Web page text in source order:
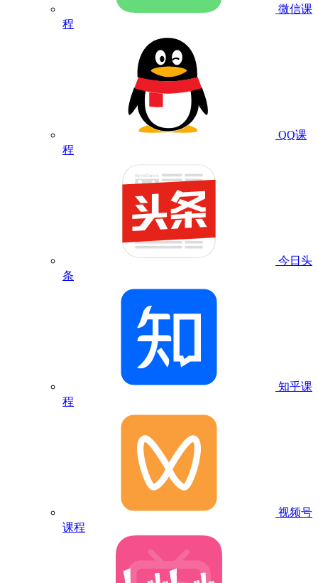
微信课
程
QQ课
程
今日头
条
知乎课
程
视频号
课程